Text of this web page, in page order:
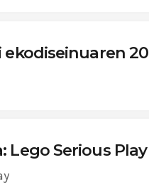
ekodiseinuaren 20
Lego Serious Play